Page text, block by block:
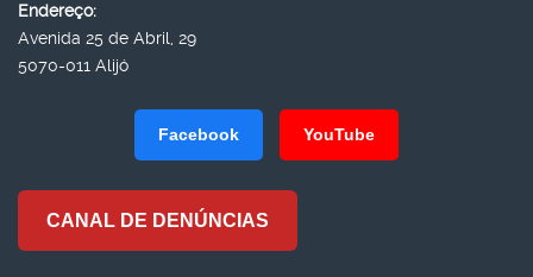
Endereço:
Avenida 25 de Abril, 29
5070-011 Alijó
Facebook YouTube
CANAL DE DENÚNCIAS